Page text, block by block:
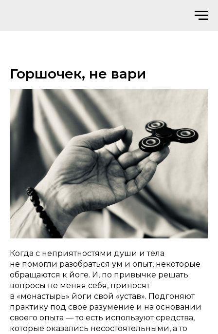
Горшочек, не вари
Когда с неприятностями души и тела
не помогли разобраться ум и опыт, некоторые
обращаются к йоге. И, по привычке решать
вопросы не меняя себя, приносят
в «монастырь» йоги свой «устав». Подгоняют
практику под своё разумение и на основании
своего опыта — то есть используют средства,
которые оказались несостоятельными, а то